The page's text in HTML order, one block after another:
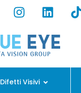
Difetti Visivi